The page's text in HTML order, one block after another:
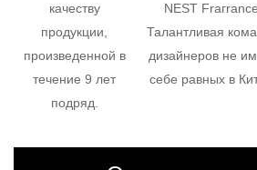
качеству
продукции,
произведенной в
течение 9 лет
подряд.
NEST Fraгrance.
Талантливая
дизайнеров не
себе равных в